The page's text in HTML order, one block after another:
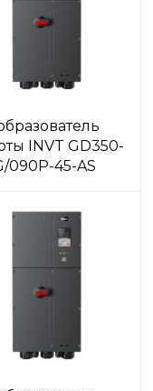
INVT GD350-
090P-45-AS